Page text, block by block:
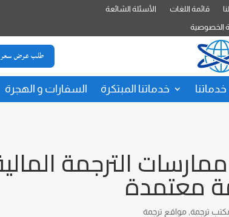
قائمة اللغات
الأسئلة الشائعة
الخصوصية
طلب عرض سعر
خدماتنا خدماتنا المبتكرة السفارات و الهجرة
الترجمة
معتمدة
ترجمة ,مواقع ترجمة